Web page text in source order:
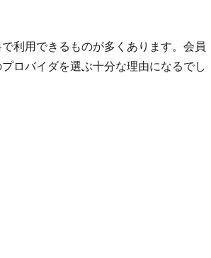
利用できるものが多くあります。会員
ロバイダを選ぶ十分な理由になるでし